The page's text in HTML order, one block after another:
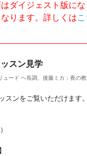
ダイジェスト版に
ります。詳しくは
スン見学
ュード ヘ長調、後藤ミカ：夜の
スンをご覧いただけます。